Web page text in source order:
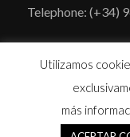
Telephone: (+34)
Utilizamos
más